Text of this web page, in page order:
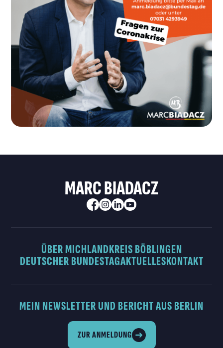
MARC BIADACZ
ÜBER MICHLANDKREIS BÖBLINGEN
DEUTSCHER BUNDESTAGAKTUELLESKONTAKT
MEIN NEWSLETTER UND BERICHT AUS BERLIN
ZUR ANMELDUNG